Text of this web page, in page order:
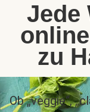
Jede
zu
Ob „veggie“,